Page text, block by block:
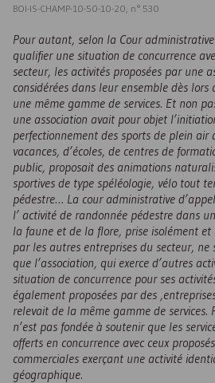
BOI-IS-CHAMP-10-50-10-20, n° 530
Pour autant, selon la Cour
qualifier une situation de concurrence
secteur, les activités proposées par une
considérées dans leur ensemble dès
une même gamme de services. Et non
une association avait pour objet
perfectionnement des sports de plein air
vacances, d’écoles, de centres de
public, proposait des animations
sportives de type spéléologie, vélo tout
pédestre… La cour administrative
l’ activité de randonnée pédestre dans
la faune et de la flore, prise isolément et
par les autres entreprises du secteur,
que l’association, qui exerce d’autres
situation de concurrence pour ses
également proposées par des
relevait de la même gamme de services.
n’est pas fondée à soutenir que les
offerts en concurrence avec ceux
commerciales exerçant une activité
géographique.